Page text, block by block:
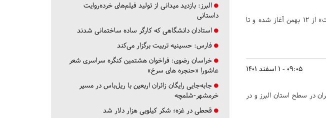
پویش مطالعاتی «عصر مقاومت» توسط مجموعه رسانه‌ کتاب «پنج و هفت» از ۱۲ بهمن آغاز شده و تا
09:05 - 1 اسفند 1401
کلمه جمهوری اسلامی ایران در سطح استان البرز و در
البرز: بازدید میدانی از تولید فیلم‌های خرده‌روایت
داستانی
استادان دانشگاهی که کارگر ساده ساختمانی شدند
فارس: حسینیه تربیت برگزار می‌کند
خراسان رضوی: فراخوان هشتمین کنگره سراسری شعر
عاشورا «حنجره های سرخ»
جابه‌جایی رایگان زائران اربعین با ریل‌باس در مسیر
خرمشهر-شلمچه
قحطی در غزه؛ شکر کیلویی هزار دلار شد